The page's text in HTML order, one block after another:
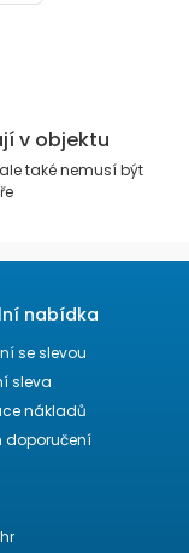
v objektu
také nemusí být
nabídka
se slevou
sleva
nákladů
doporučení